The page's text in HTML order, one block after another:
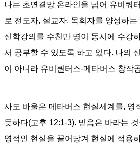
나는 초연결망 온라인을 넘어 유비쿼
로 전도자, 설교자, 목회자를 양성하
신학강의를 수천만 명이 동시에 수강
서 공부할 수 있도록 하고 있다. 나의
이 아니라 유비퀀터스-메타버스 창작
사도 바울은 메타버스 현실세계를, 영
듯하다(고후 12:1-3). 믿음은 바라는
영적인 현실을 끌어당겨 현실에 적용